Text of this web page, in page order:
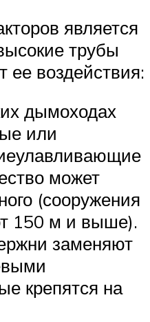
является
трубы
ее воздействия:
дымоходах
или
может
(сооружения
150 м и выше).
заменяют
крепятся на